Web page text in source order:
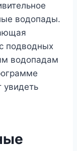
водопады.
подводных
водопадам
увидеть